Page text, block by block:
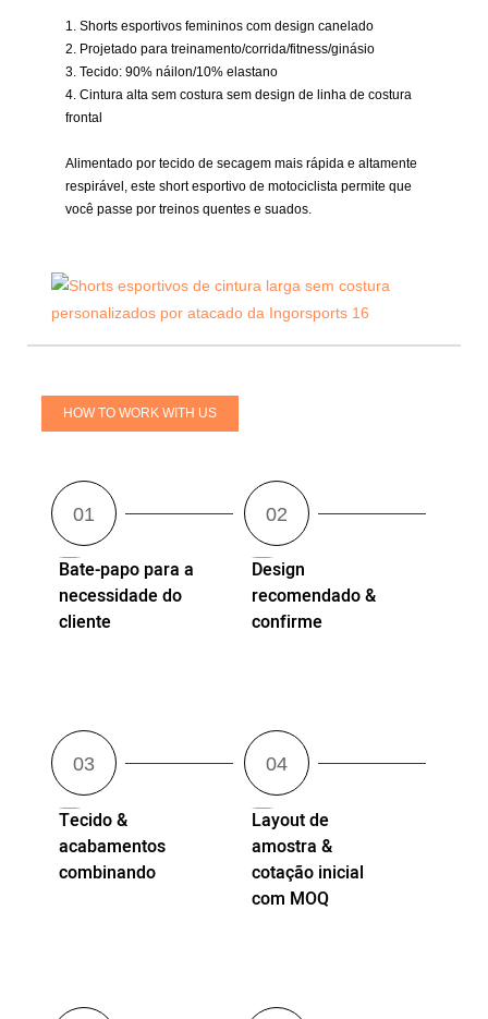
1. Shorts esportivos femininos com design canelado
2. Projetado para treinamento/corrida/fitness/ginásio
3. Tecido: 90% náilon/10% elastano
4. Cintura alta sem costura sem design de linha de costura
frontal
Alimentado por tecido de secagem mais rápida e altamente
respirável, este short esportivo de motociclista permite que
você passe por treinos quentes e suados.
HOW TO WORK WITH US
Bate-papo para a
necessidade do
cliente
Design
recomendado &
confirme
Tecido &
acabamentos
combinando
Layout de
amostra &
cotação inicial
com MOQ